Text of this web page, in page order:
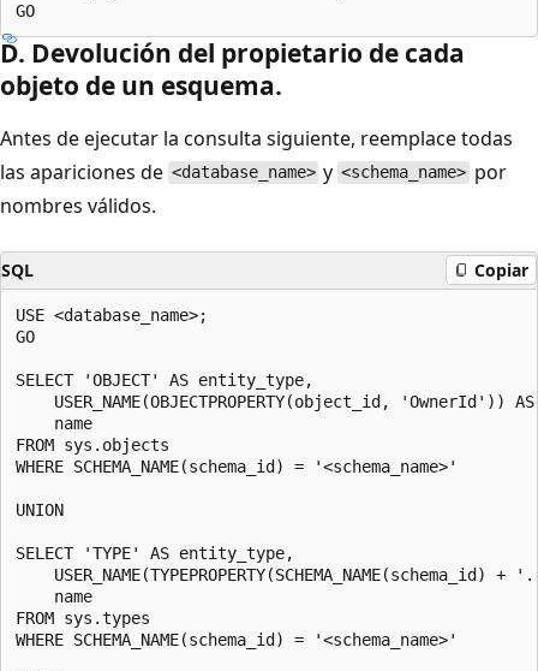
D. Devolución del propietario de cada
objeto de un esquema.
Antes de ejecutar la consulta siguiente, reemplace todas
las apariciones de <database_name> y <schema_name> por
nombres válidos.
SQL Copiar
USE <database_name>;
GO
SELECT 'OBJECT' AS entity_type,
USER_NAME(OBJECTPROPERTY(object_id, 'OwnerId'))
    name
FROM sys.objects
WHERE SCHEMA_NAME(schema_id) = '<schema_name>'
UNION
SELECT 'TYPE' AS entity_type,
USER_NAME(TYPEPROPERTY(SCHEMA_NAME(schema_id) +
    name
FROM sys.types
WHERE SCHEMA_NAME(schema_id) = '<schema_name>'